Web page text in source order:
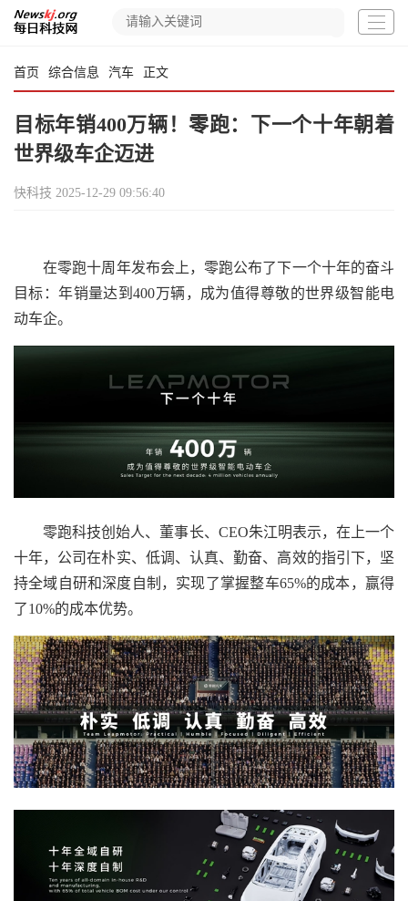
首页 综合信息 汽车 正文
目标年销400万辆！零跑：下一个十年朝着
世界级车企迈进
快科技 2025-12-29 09:56:40
在零跑十周年发布会上，零跑公布了下一个十年的奋斗
目标：年销量达到400万辆，成为值得尊敬的世界级智能电
动车企。
零跑科技创始人、董事长、CEO朱江明表示，在上一个
十年，公司在朴实、低调、认真、勤奋、高效的指引下，坚
持全域自研和深度自制，实现了掌握整车65%的成本，赢得
了10%的成本优势。